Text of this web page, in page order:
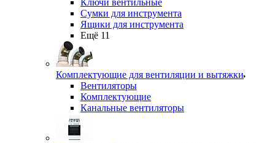
Ключи вентильные
Сумки для инструмента
Ящики для инструмента
Ещё 11
Комплектующие для вентиляции и вытяжки
Вентиляторы
Комплектующие
Канальные вентиляторы